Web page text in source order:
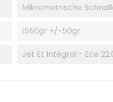
Mikrometrische
1550gr +/-50gr
Jet Et Intégral - Ece